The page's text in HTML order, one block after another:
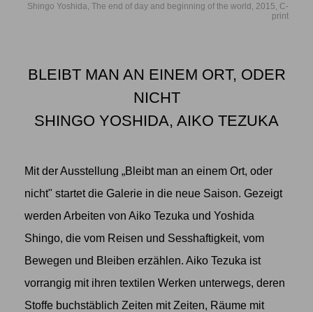
Shingo Yoshida, The end of day and beginning of the world, 2015, C-
print
BLEIBT MAN AN EINEM ORT, ODER
NICHT
SHINGO YOSHIDA, AIKO TEZUKA
Mit der Ausstellung „Bleibt man an einem Ort, oder
nicht" startet die Galerie in die neue Saison. Gezeigt
werden Arbeiten von Aiko Tezuka und Yoshida
Shingo, die vom Reisen und Sesshaftigkeit, vom
Bewegen und Bleiben erzählen. Aiko Tezuka ist
vorrangig mit ihren textilen Werken unterwegs, deren
Stoffe buchstäblich Zeiten mit Zeiten, Räume mit